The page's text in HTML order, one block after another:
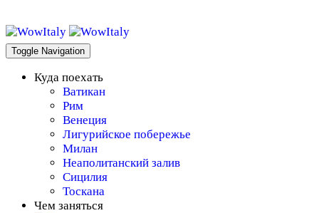
Toggle Navigation
Куда поехать
Ватикан
Рим
Венеция
Лигурийское побережье
Милан
Неаполитанский залив
Сицилия
Тоскана
Чем заняться